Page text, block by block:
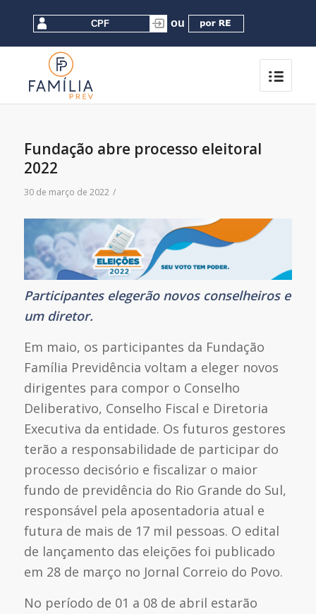
Fundação abre processo eleitoral
2022
30 de março de 2022 /
Participantes elegerão novos conselheiros e
um diretor.
Em maio, os participantes da Fundação
Família Previdência voltam a eleger novos
dirigentes para compor o Conselho
Deliberativo, Conselho Fiscal e Diretoria
Executiva da entidade. Os futuros gestores
terão a responsabilidade de participar do
processo decisório e fiscalizar o maior
fundo de previdência do Rio Grande do Sul,
responsável pela aposentadoria atual e
futura de mais de 17 mil pessoas. O edital
de lançamento das eleições foi publicado
em 28 de março no Jornal Correio do Povo.
No período de 01 a 08 de abril estarão